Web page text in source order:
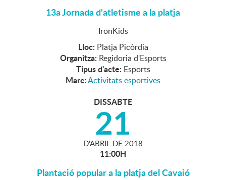
13a Jornada d'atletisme a la platja
IronKids
Lloc: Platja Picòrdia
Organitza: Regidoria d'Esports
Tipus d'acte: Esports
Marc:Activitats esportives
DISSABTE
21
D'ABRIL DE 2018
11:00H
Plantació popular a la platja del Cavaió